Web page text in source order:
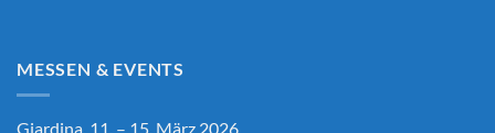
MESSEN & EVENTS
Giardina, 11. – 15. März 2026